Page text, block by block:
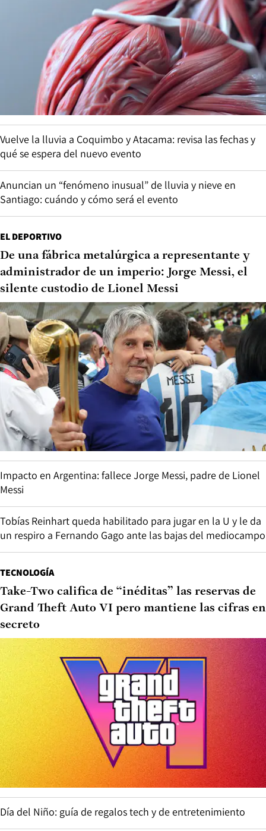
Vuelve la lluvia a Coquimbo y Atacama: revisa las fechas y
qué se espera del nuevo evento
Anuncian un “fenómeno inusual” de lluvia y nieve en
Santiago: cuándo y cómo será el evento
EL DEPORTIVO
De una fábrica metalúrgica a representante y
administrador de un imperio: Jorge Messi, el
silente custodio de Lionel Messi
Impacto en Argentina: fallece Jorge Messi, padre de Lionel
Messi
Tobías Reinhart queda habilitado para jugar en la U y le da
un respiro a Fernando Gago ante las bajas del mediocampo
TECNOLOGÍA
Take-Two califica de “inéditas” las reservas de
Grand Theft Auto VI pero mantiene las cifras en
secreto
Día del Niño: guía de regalos tech y de entretenimiento